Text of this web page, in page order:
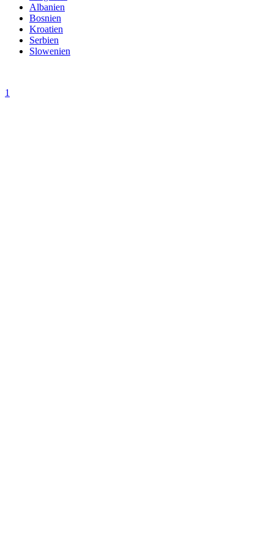
Albanien
Bosnien
Kroatien
Serbien
Slowenien
1